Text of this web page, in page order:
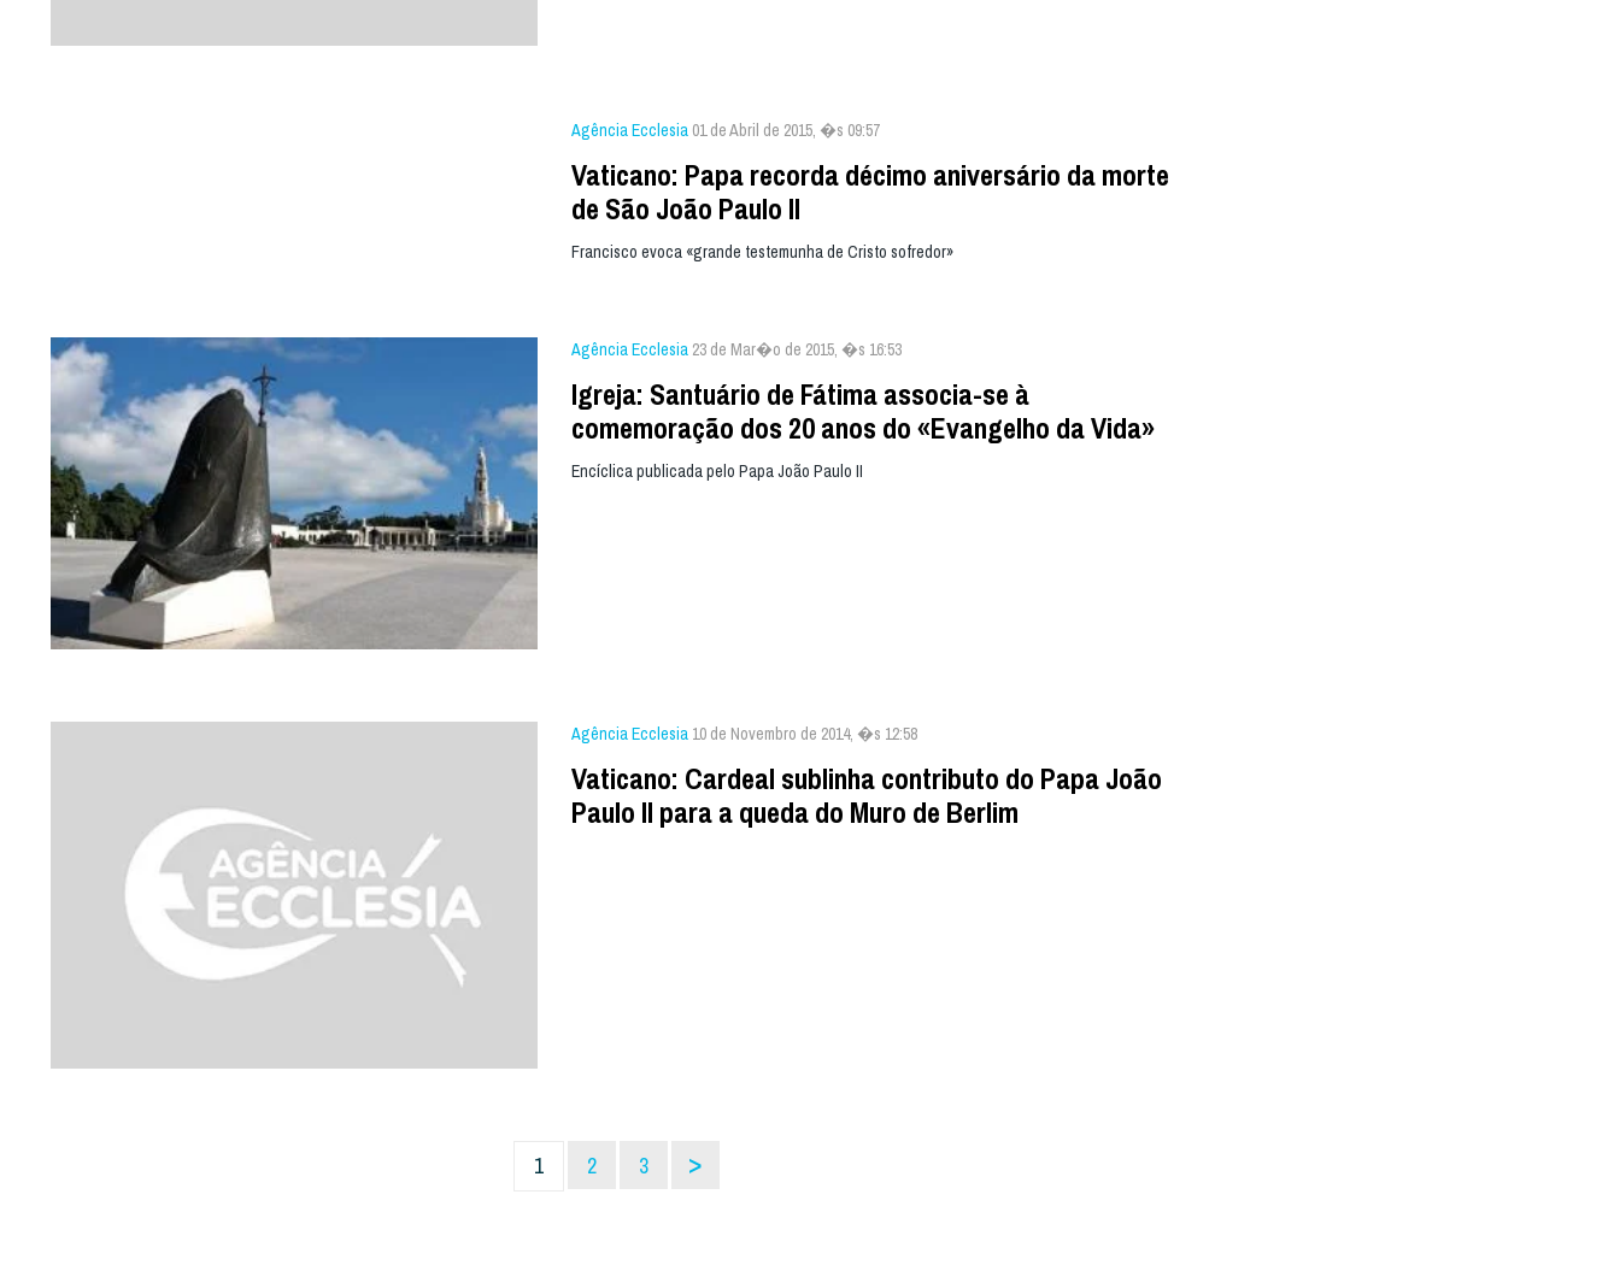
Agência Ecclesia 01 de Abril de 2015, �s 09:57
Vaticano: Papa recorda décimo aniversário da morte
de São João Paulo II
Francisco evoca «grande testemunha de Cristo sofredor»
Agência Ecclesia 23 de Mar�o de 2015, �s 16:53
Igreja: Santuário de Fátima associa-se à
comemoração dos 20 anos do «Evangelho da Vida»
Encíclica publicada pelo Papa João Paulo II
Agência Ecclesia 10 de Novembro de 2014, �s 12:58
Vaticano: Cardeal sublinha contributo do Papa João
Paulo II para a queda do Muro de Berlim
1 2 3 >